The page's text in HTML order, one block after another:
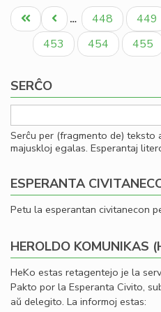
Pagination
Unua
paĝo
Antaŭa
paĝo
… Paĝo
448 Paĝo
449
Paĝo
453 Paĝo
454 Paĝo
455
SERĈO
Serĉu per (fragmento de) teksto
majuskloj egalas. Esperantaj
ESPERANTA
Petu la esperantan civitanecon
HEROLDO KOMUNIKAS
HeKo estas retagentejo je la
Pakto por la Esperanta Civito,
aŭ delegito. La informoj estas: